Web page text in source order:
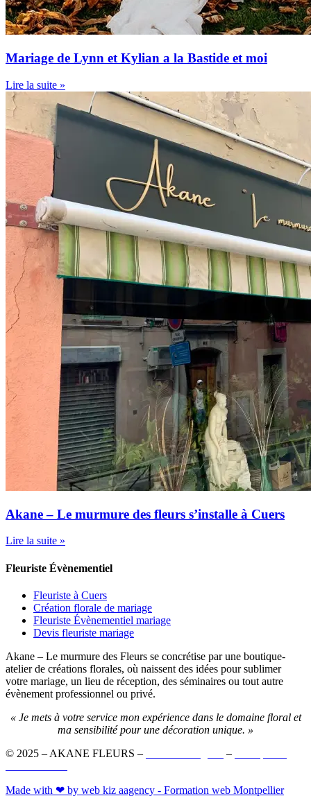
Mariage de Lynn et Kylian a la Bastide et moi
Lire la suite »
Akane – Le murmure des fleurs s’installe à Cuers
Lire la suite »
Fleuriste Évènementiel
Fleuriste à Cuers
Création florale de mariage
Fleuriste Évènementiel mariage
Devis fleuriste mariage
Akane – Le murmure des Fleurs se concrétise par une boutique-
atelier de créations florales, où naissent des idées pour sublimer
votre mariage, un lieu de réception, des séminaires ou tout autre
évènement professionnel ou privé.
« Je mets à votre service mon expérience dans le domaine floral et
ma sensibilité pour une décoration unique. »
© 2025 – AKANE FLEURS –
–
Made with ❤ by web kiz aagency - Formation web Montpellier